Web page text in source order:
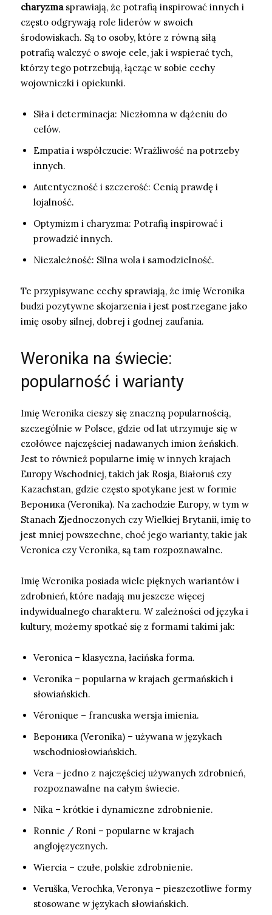
charyzmasprawiają, że potrafią inspirować innych i
często odgrywają role liderów w swoich
środowiskach. Są to osoby, które z równą siłą
potrafią walczyć o swoje cele, jak i wspierać tych,
którzy tego potrzebują, łącząc w sobie cechy
wojowniczki i opiekunki.
Siła i determinacja: Niezłomna w dążeniu do
celów.
Empatia i współczucie: Wrażliwość na potrzeby
innych.
Autentyczność i szczerość: Cenią prawdę i
lojalność.
Optymizm i charyzma: Potrafią inspirować i
prowadzić innych.
Niezależność: Silna wola i samodzielność.
Te przypisywane cechy sprawiają, że imię Weronika
budzi pozytywne skojarzenia i jest postrzegane jako
imię osoby silnej, dobrej i godnej zaufania.
Weronika na świecie:
popularność i warianty
Imię Weronika cieszy się znaczną popularnością,
szczególnie w Polsce, gdzie od lat utrzymuje się w
czołówce najczęściej nadawanych imion żeńskich.
Jest to również popularne imię w innych krajach
Europy Wschodniej, takich jak Rosja, Białoruś czy
Kazachstan, gdzie często spotykane jest w formie
Вероника (Veronika). Na zachodzie Europy, w tym w
Stanach Zjednoczonych czy Wielkiej Brytanii, imię to
jest mniej powszechne, choć jego warianty, takie jak
Veronica czy Veronika, są tam rozpoznawalne.
Imię Weronika posiada wiele pięknych wariantów i
zdrobnień, które nadają mu jeszcze więcej
indywidualnego charakteru. W zależności od języka i
kultury, możemy spotkać się z formami takimi jak:
Veronica – klasyczna, łacińska forma.
Veronika – popularna w krajach germańskich i
słowiańskich.
Véronique – francuska wersja imienia.
Вероника (Veronika) – używana w językach
wschodniosłowiańskich.
Vera – jedno z najczęściej używanych zdrobnień,
rozpoznawalne na całym świecie.
Nika – krótkie i dynamiczne zdrobnienie.
Ronnie / Roni – popularne w krajach
anglojęzycznych.
Wiercia – czułe, polskie zdrobnienie.
Veruška, Verochka, Veronya – pieszczotliwe formy
stosowane w językach słowiańskich.